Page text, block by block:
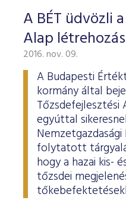
A BÉT üdvözli
Alap
2016. nov. 09.
A Budapesti
kormány által
Tőzsdefejlesztési
egyúttal
folytatott
hogy a hazai kis-
tőzsdei